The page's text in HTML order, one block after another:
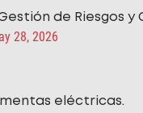
de Riesgos y
28, 2026
eléctricas.